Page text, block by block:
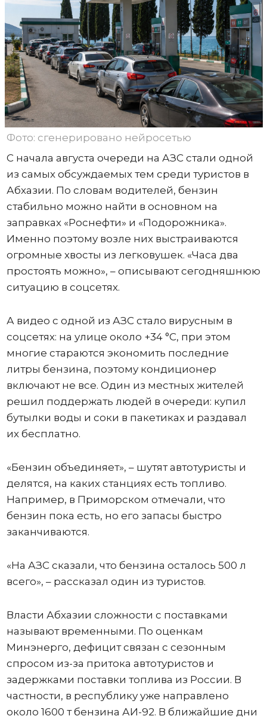
Фото: сгенерировано нейросетью
С начала августа очереди на АЗС стали одной
из самых обсуждаемых тем среди туристов в
Абхазии. По словам водителей, бензин
стабильно можно найти в основном на
заправках «Роснефти» и «Подорожника».
Именно поэтому возле них выстраиваются
огромные хвосты из легковушек. «Часа два
простоять можно», – описывают сегодняшнюю
ситуацию в соцсетях.
А видео с одной из АЗС стало вирусным в
соцсетях: на улице около +34 °C, при этом
многие стараются экономить последние
литры бензина, поэтому кондиционер
включают не все. Один из местных жителей
решил поддержать людей в очереди: купил
бутылки воды и соки в пакетиках и раздавал
их бесплатно.
«Бензин объединяет», – шутят автотуристы и
делятся, на каких станциях есть топливо.
Например, в Приморском отмечали, что
бензин пока есть, но его запасы быстро
заканчиваются.
«На АЗС сказали, что бензина осталось 500 л
всего», – рассказал один из туристов.
Власти Абхазии сложности с поставками
называют временными. По оценкам
Минэнерго, дефицит связан с сезонным
спросом из-за притока автотуристов и
задержками поставки топлива из России. В
частности, в республику уже направлено
около 1600 т бензина АИ-92. В ближайшие дни